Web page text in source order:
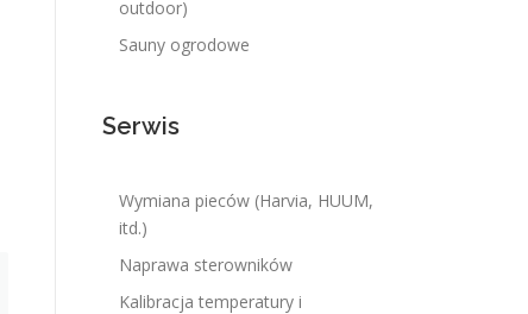
outdoor)
Sauny ogrodowe
Serwis
Wymiana pieców (Harvia, HUUM,
itd.)
Naprawa sterowników
Kalibracja temperatury i